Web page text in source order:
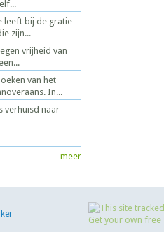
leeft bij de gratie
zijn...
vrijheid van
van het
In...
verhuisd naar
meer